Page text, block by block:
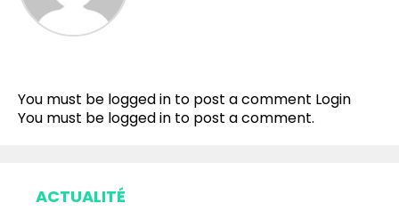
You must be logged in to post a comment Login
You must be logged in to post a comment.
ACTUALITÉ